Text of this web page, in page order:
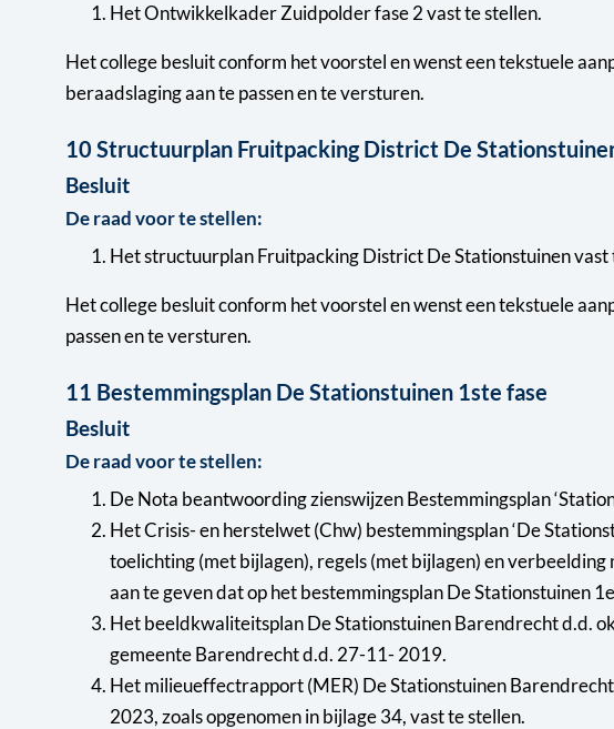
Het Ontwikkelkader Zuidpolder fase 2 vast te stellen.
Het college besluit conform het voorstel en wenst een tekstuele
beraadslaging aan te passen en te versturen.
10 Structuurplan Fruitpacking District De
Besluit
De raad voor te stellen:
Het structuurplan Fruitpacking District De Stationstuinen vast
Het college besluit conform het voorstel en wenst een tekstuele
passen en te versturen.
11 Bestemmingsplan De Stationstuinen 1ste fase
Besluit
De raad voor te stellen:
De Nota beantwoording zienswijzen Bestemmingsplan
Het Crisis- en herstelwet (Chw) bestemmingsplan ‘De
toelichting (met bijlagen), regels (met bijlagen) en
aan te geven dat op het bestemmingsplan De Stationstuinen
Het beeldkwaliteitsplan De Stationstuinen Barendrecht d.d.
gemeente Barendrecht d.d. 27-11- 2019.
Het milieueffectrapport (MER) De Stationstuinen
2023, zoals opgenomen in bijlage 34, vast te stellen.